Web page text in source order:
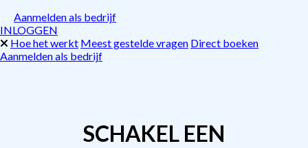
Aanmelden als bedrijf
INLOGGEN
Hoe het werkt Meest gestelde vragen Direct boeken
Aanmelden als bedrijf
SCHAKEL EEN